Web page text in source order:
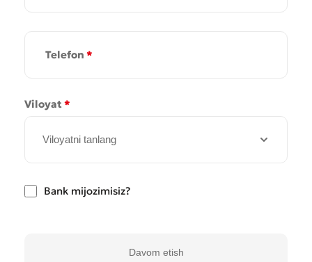
Telefon *
Viloyat*
Viloyatni tanlang
Bank mijozimisiz?
Davom etish